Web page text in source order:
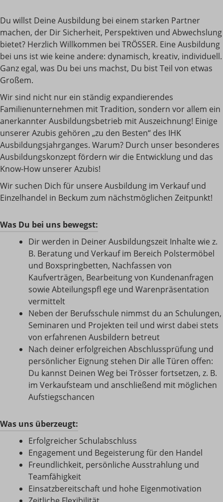
Du willst Deine Ausbildung bei einem starken Partner
machen, der Dir Sicherheit, Perspektiven und Abwechslung
bietet? Herzlich Willkommen bei TRÖSSER. Eine Ausbildung
bei uns ist wie keine andere: dynamisch, kreativ, individuell.
Ganz egal, was Du bei uns machst, Du bist Teil von etwas
Großem.
Wir sind nicht nur ein ständig expandierendes
Familienunternehmen mit Tradition, sondern vor allem ein
anerkannter Ausbildungsbetrieb mit Auszeichnung! Einige
unserer Azubis gehören „zu den Besten“ des IHK
Ausbildungsjahrganges. Warum? Durch unser besonderes
Ausbildungskonzept fördern wir die Entwicklung und das
Know-How unserer Azubis!
Wir suchen Dich für unsere Ausbildung im Verkauf und
Einzelhandel in Beckum zum nächstmöglichen Zeitpunkt!
Was Du bei uns bewegst:
Dir werden in Deiner Ausbildungszeit Inhalte wie z.
B. Beratung und Verkauf im Bereich Polstermöbel
und Boxspringbetten, Nachfassen von
Kaufverträgen, Bearbeitung von Kundenanfragen
sowie Abteilungspﬂ ege und Warenpräsentation
vermittelt
Neben der Berufsschule nimmst du an Schulungen,
Seminaren und Projekten teil und wirst dabei stets
von erfahrenen Ausbildern betreut
Nach deiner erfolgreichen Abschlussprüfung und
persönlicher Eignung stehen Dir alle Türen offen:
Du kannst Deinen Weg bei Trösser fortsetzen, z. B.
im Verkaufsteam und anschließend mit möglichen
Aufstiegschancen
Was uns überzeugt:
Erfolgreicher Schulabschluss
Engagement und Begeisterung für den Handel
Freundlichkeit, persönliche Ausstrahlung und
Teamfähigkeit
Einsatzbereitschaft und hohe Eigenmotivation